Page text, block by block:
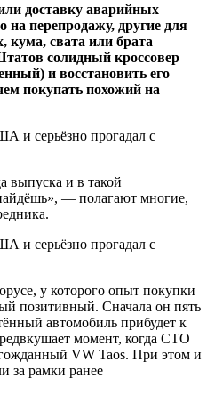
доставку аварийных
перепродажу, другие для
кума, свата или брата
солидный кроссовер
и восстановить его
покупать похожий на
выпуска и в такой
— полагают многие,
у которого опыт покупки
позитивный. Сначала он пять
автомобиль прибудет к
момент, когда СТО
VW Taos. При этом и
за рамки ранее